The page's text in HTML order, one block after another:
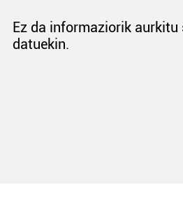
Ez da informaziorik
datuekin.